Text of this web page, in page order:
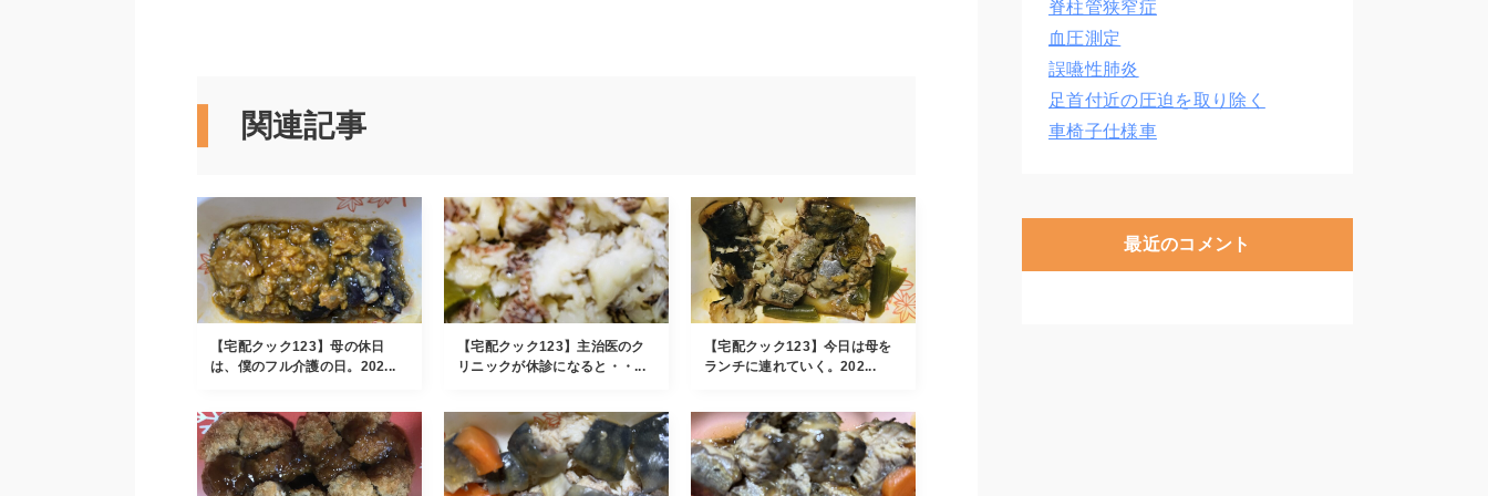
関連記事
【宅配クック123】母の休日
は、僕のフル介護の日。202...
【宅配クック123】主治医のク
リニックが休診になると・・...
【宅配クック123】今日は母を
ランチに連れていく。202...
脊柱管狭窄症
血圧測定
誤嚥性肺炎
足首付近の圧迫を取り除く
車椅子仕様車
最近のコメント